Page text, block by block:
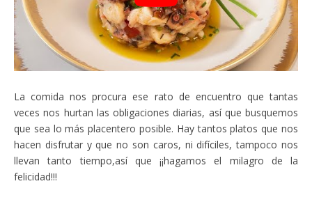
La comida nos procura ese rato de encuentro que tantas
veces nos hurtan las obligaciones diarias, así que busquemos
que sea lo más placentero posible. Hay tantos platos que nos
hacen disfrutar y que no son caros, ni difíciles, tampoco nos
llevan tanto tiempo,así que ¡¡hagamos el milagro de la
felicidad!!!